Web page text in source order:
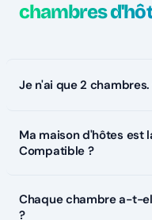
chambres
Je n'ai que 2
Ma maison d'hôtes est
Compatible ?
Chaque chambre a-t-
?